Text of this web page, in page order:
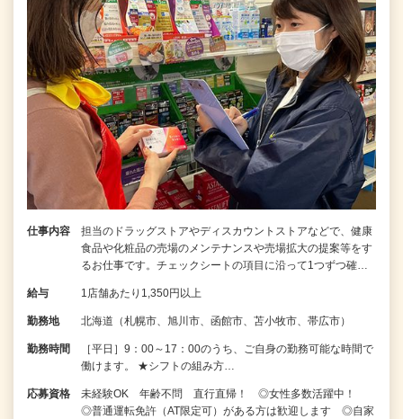
仕事内容
担当のドラッグストアやディスカウントストアなどで、健康
食品や化粧品の売場のメンテナンスや売場拡大の提案等をす
るお仕事です。チェックシートの項目に沿って1つずつ確…
給与 1店舗あたり1,350円以上
勤務地 北海道（札幌市、旭川市、函館市、苫小牧市、帯広市）
勤務時間
［平日］9：00～17：00のうち、ご自身の勤務可能な時間で
働けます。 ★シフトの組み方…
応募資格
未経験OK 年齢不問 直行直帰！ ◎女性多数活躍中！
◎普通運転免許（AT限定可）がある方は歓迎します ◎自家